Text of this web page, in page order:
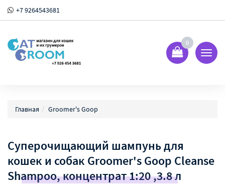
+7 9264543681
0
Главная Groomer's Goop
Суперочищающий шампунь для
кошек и собак Groomer's Goop Cleanse
Shampoo, концентрат 1:20 ,3.8 л